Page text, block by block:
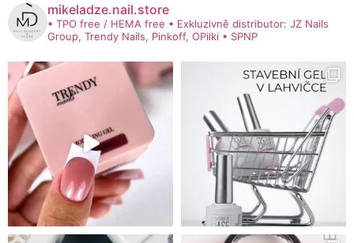
mikeladze.nail.store
• TPO free / HEMA free • Exkluzivně distributor: JZ Nails
Group, Trendy Nails, Pinkoff, OPilki • SPNP